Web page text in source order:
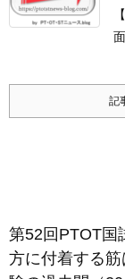
記
第52回PTOT国
方に付着する